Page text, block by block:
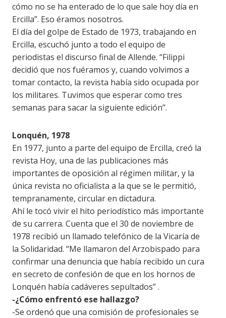
cómo no se ha enterado de lo que sale hoy día en
Ercilla”. Eso éramos nosotros.
El día del golpe de Estado de 1973, trabajando en
Ercilla, escuchó junto a todo el equipo de
periodistas el discurso final de Allende. “Filippi
decidió que nos fuéramos y, cuando volvimos a
tomar contacto, la revista había sido ocupada por
los militares. Tuvimos que esperar como tres
semanas para sacar la siguiente edición”.
Lonquén, 1978
En 1977, junto a parte del equipo de Ercilla, creó la
revista Hoy, una de las publicaciones más
importantes de oposición al régimen militar, y la
única revista no oficialista a la que se le permitió,
tempranamente, circular en dictadura.
Ahí le tocó vivir el hito periodístico más importante
de su carrera. Cuenta que el 30 de noviembre de
1978 recibió un llamado telefónico de la Vicaría de
la Solidaridad. “Me llamaron del Arzobispado para
confirmar una denuncia que había recibido un cura
en secreto de confesión de que en los hornos de
Lonquén había cadáveres sepultados” .
-¿Cómo enfrentó ese hallazgo?
-Se ordenó que una comisión de profesionales se